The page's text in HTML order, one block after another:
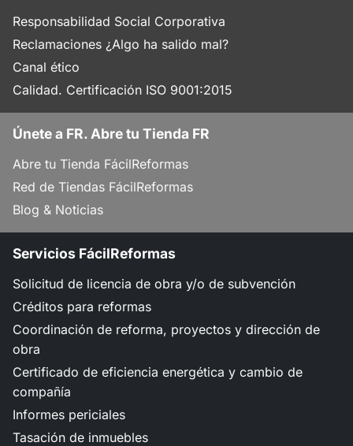
Responsabilidad Social Corporativa
Reclamaciones ¿Algo ha salido mal?
Canal ético
Calidad. Certificación ISO 9001:2015
Únete a FR. Abre tu Tienda FR
Abre tu Tienda FácilReformas
Red de Tiendas FácilReformas
Blog & Noticias
Servicios FácilReformas
Solicitud de licencia de obra y/o de subvención
Créditos para reformas
Coordinación de reforma, proyectos y dirección de
obra
Certificado de eficiencia energética y cambio de
compañía
Informes periciales
Tasación de inmuebles